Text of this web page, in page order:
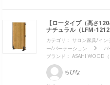
【ロータイプ（高さ
ナチュラル（LFM-
カテゴリ： サロン家具/イン
ー/パーテーション
パ
ブランド： ASAHI WOOD（
ちびな